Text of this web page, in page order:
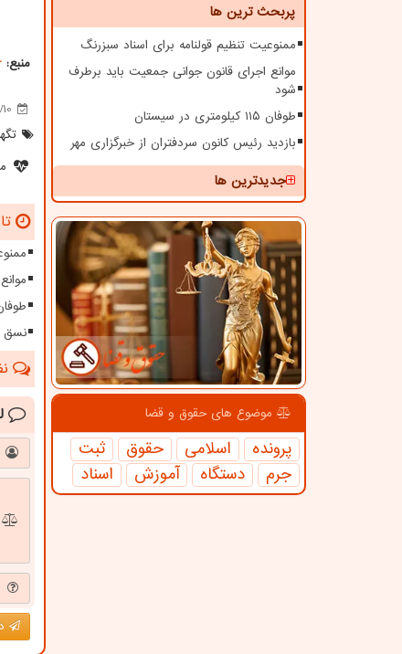
پربحث ترین ها
ممنوعیت تنظیم قولنامه برای اسناد سبزرنگ
موانع اجرای قانون جوانی جمعیت باید برطرف
شود
طوفان ۱۱۵ کیلومتری در سیستان
بازدید رئیس کانون سردفتران از خبرگزاری مهر
جدیدترین ها
موضوع های حقوق و قضا
پرونده اسلامی حقوق
ثبت
جرم
دستگاه آموزش اسناد
منبع:
طوفان ۱۱۵ کیلومتری در
نسق